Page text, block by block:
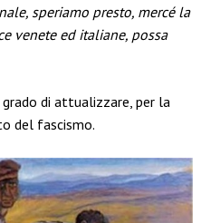
speriamo presto, mercé la
venete ed italiane, possa
di attualizzare, per la
del fascismo.